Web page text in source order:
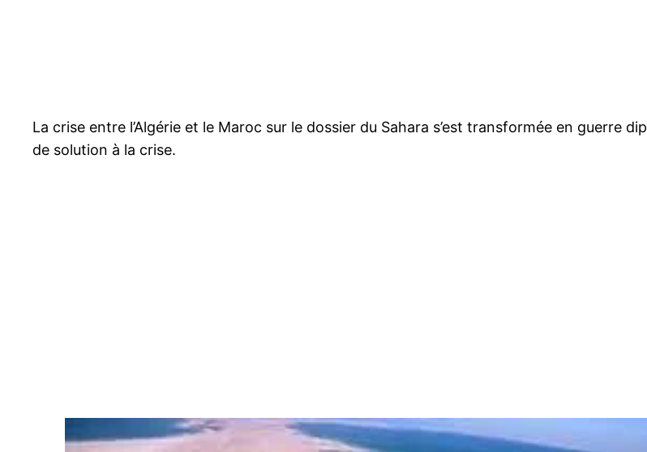
La crise entre l’Algérie et le Maroc sur le dossier du Sahara s’est transformée en guerre
de solution à la crise.